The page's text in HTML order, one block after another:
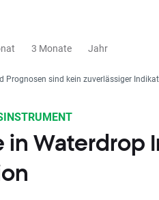
3 Monate Jahr
Prognosen sind kein zuverlässiger
in Waterdrop